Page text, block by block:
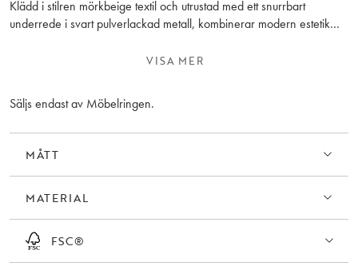
Klädd i stilren mörkbeige textil och utrustad med ett snurrbart
underrede i svart pulverlackad metall, kombinerar modern estetik
medan 360-graders snurrfunktion och gung-mekanism gör den
VISA MER
Säljs endast av Möbelringen.
MÅTT
MATERIAL
FSC®